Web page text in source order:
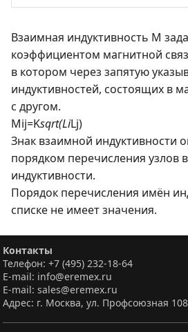
Взаимная индуктивность M
коэффициентом магнитной
в котором через запятую
индуктивностей, состоящих в
с другом.
Mij=Ksqrt(LiLj)
Знак взаимной индуктивности
порядком перечисления узлов
индуктивности.
Порядок перечисления имён
списке не имеет значения.
Контакты
Телефон: +7 (495) 232-18-64
E-mail: info@eremex.ru
E-mail: sales@eremex.ru
Адрес: г. Москва, ул. Профсоюзная 108